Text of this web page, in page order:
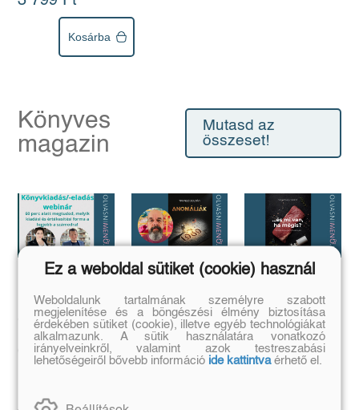
Kosárba
Könyves
magazin
Mutasd az
összeset!
könyvedet, de
azt is tudod,
hogyan add
el❓️
Mi történik akkor,
ha létezik egy
olyan tárgy, ami
nem létezhetne?
mégis?
...a legrosszabb
helyzetből is lehet
kiút...
Ez a weboldal sütiket (cookie) használ
Weboldalunk tartalmának személyre szabott
megjelenítése és a böngészési élmény biztosítása
érdekében sütiket (cookie), illetve egyéb technológiákat
alkalmazunk. A sütik használatára vonatkozó
irányelveinkről, valamint azok testreszabási
lehetőségeiről bővebb információ ide kattintvaérhető el.